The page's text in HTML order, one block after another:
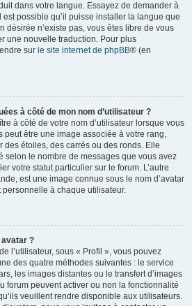
dans votre langue. Essayez de demander à
est possible qu’il puisse installer la langue que
désirée n’existe pas, vous êtes libre de vous
une nouvelle traduction. Pour plus
sur le site internet de phpBB® (en
à côté de mon nom d’utilisateur ?
à côté de votre nom d’utilisateur lorsque vous
peut être une image associée à votre rang,
étoiles, des carrés ou des ronds. Elle
selon le nombre de messages que vous avez
votre statut particulier sur le forum. L’autre
est une image connue sous le nom d’avatar
à chaque utilisateur.
?
l’utilisateur, sous « Profil », vous pouvez
des quatre méthodes suivantes : le service
les images distantes ou le transfert d’images
forum peuvent activer ou non la fonctionnalité
veuillent rendre disponible aux utilisateurs.